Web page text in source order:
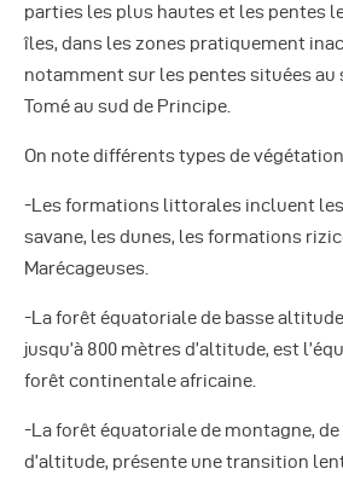
parties les plus hautes et les pentes
îles, dans les zones pratiquement
notamment sur les pentes situées au
Tomé au sud de Principe.
On note différents types de
-Les formations littorales incluent
savane, les dunes, les formations
Marécageuses.
-La forêt équatoriale de basse
jusqu’à 800 mètres d’altitude, est
forêt continentale africaine.
-La forêt équatoriale de montagne, de
d’altitude, présente une transition